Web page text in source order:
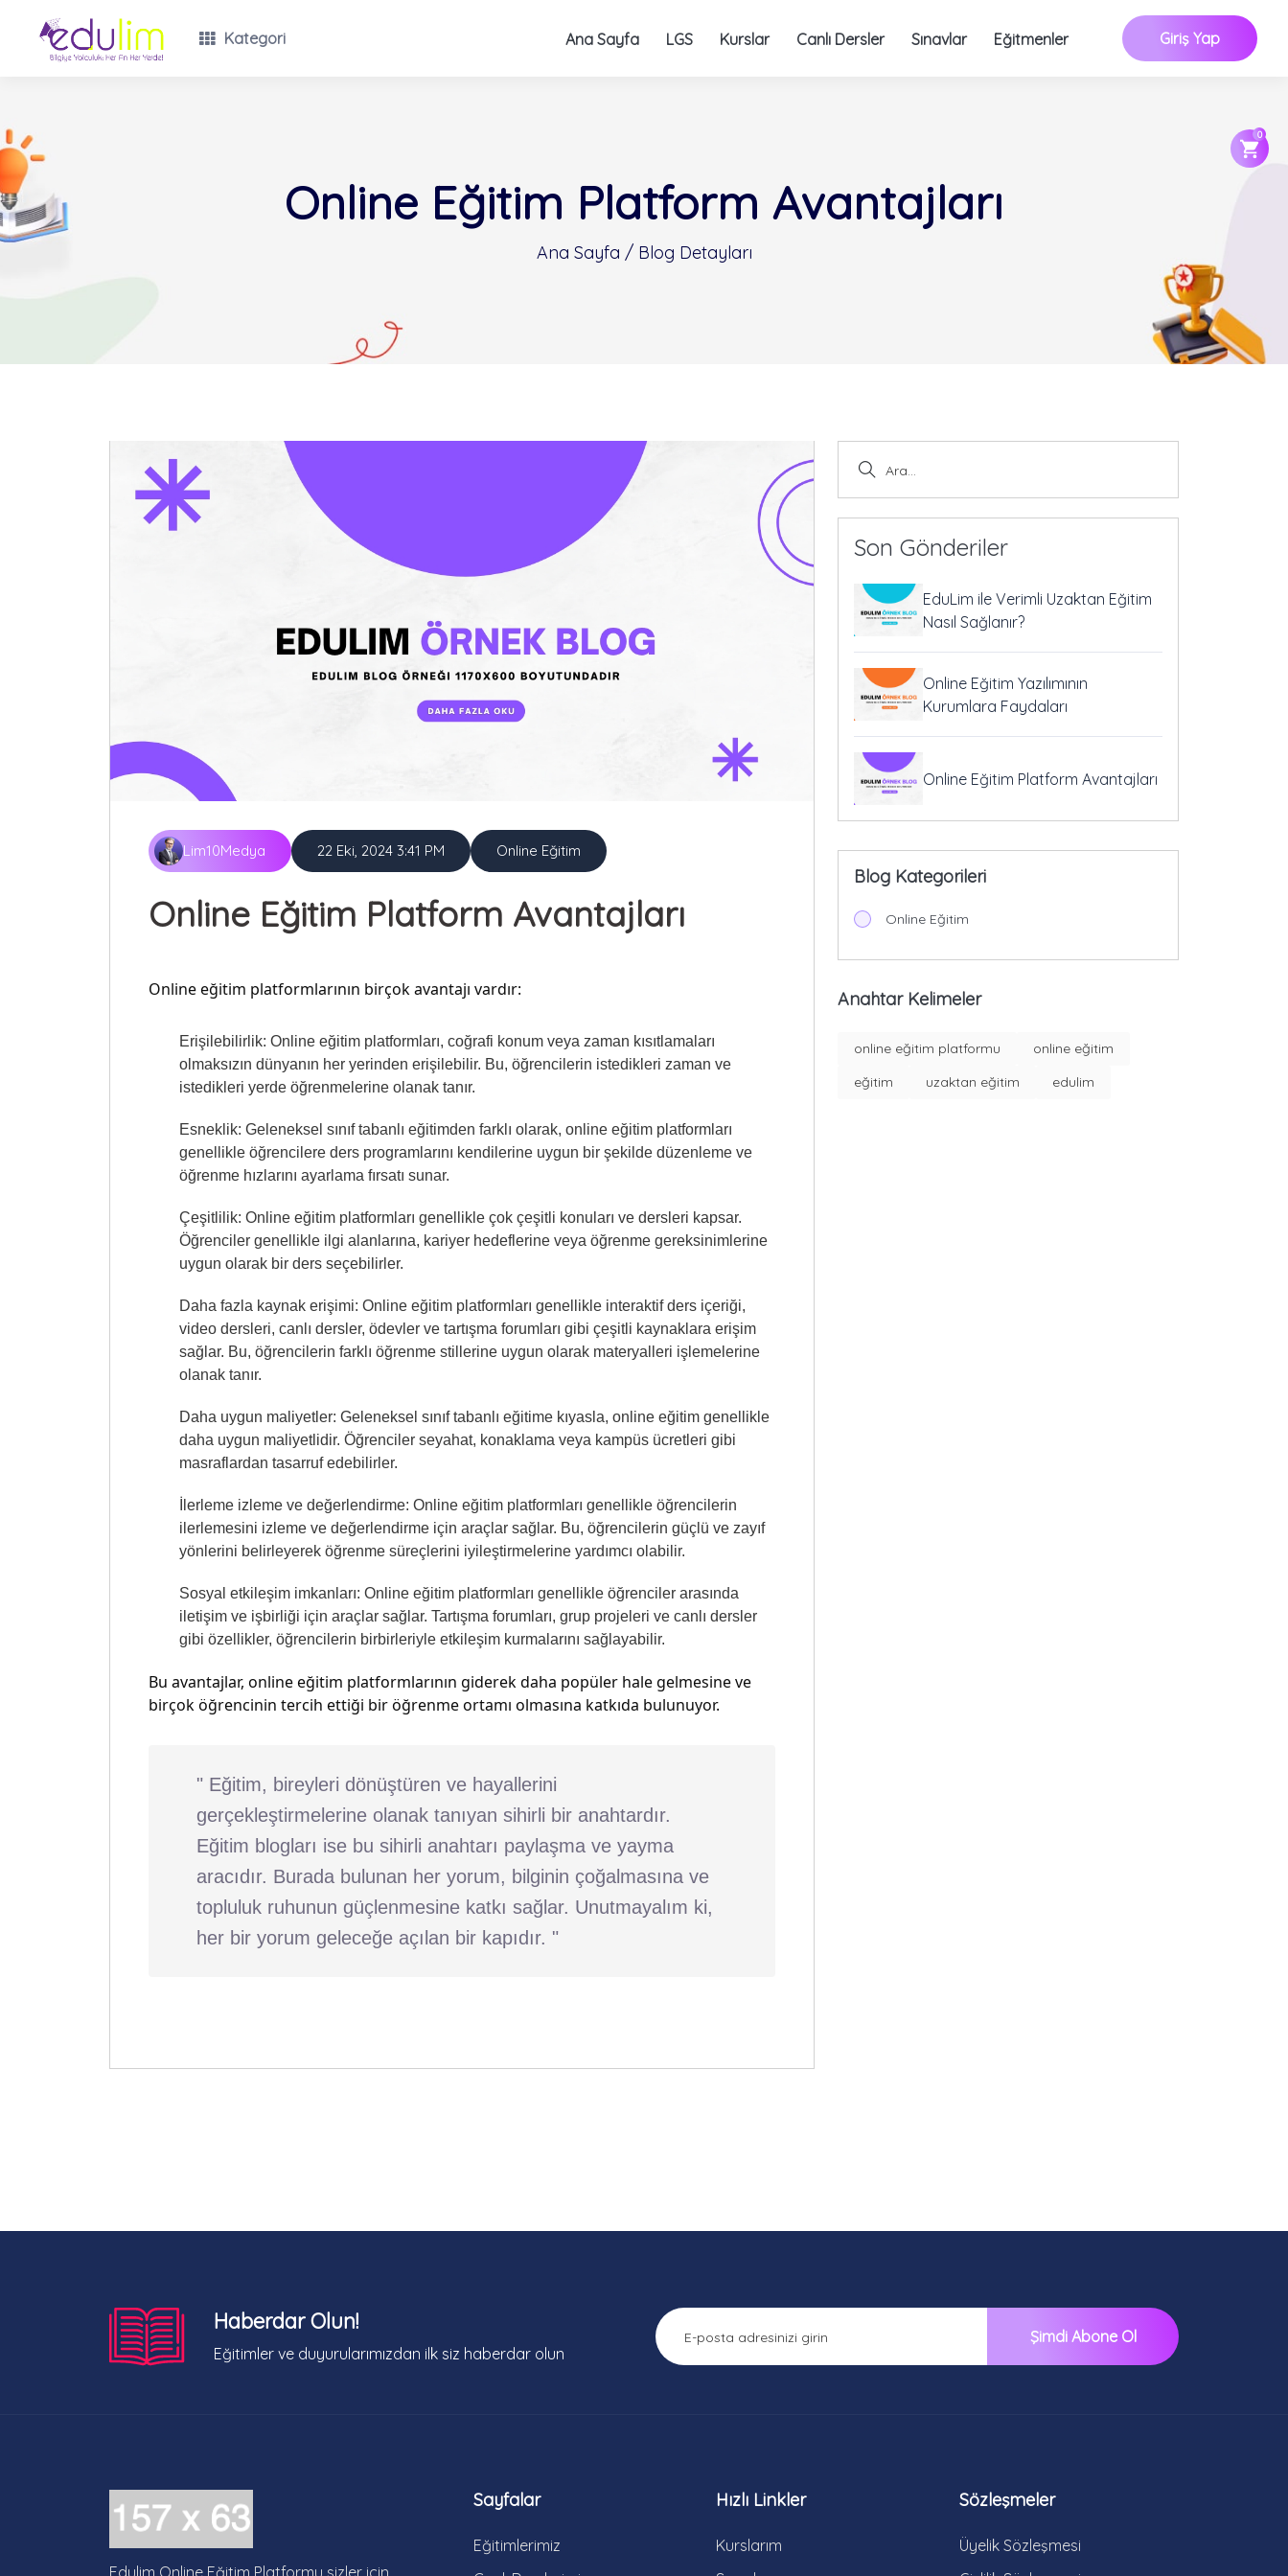
Kategori Ana Sayfa LGS Kurslar Canlı Dersler Sınavlar Eğitmenler Giriş Yap
0
Online Eğitim Platform Avantajları
Ana Sayfa / Blog Detayları
Lim10Medya 22 Eki, 2024 3:41 PM Online Eğitim
Online Eğitim Platform Avantajları
Online eğitim platformlarının birçok avantajı vardır:
Erişilebilirlik: Online eğitim platformları, coğrafi konum veya zaman kısıtlamaları
olmaksızın dünyanın her yerinden erişilebilir. Bu, öğrencilerin istedikleri zaman ve
istedikleri yerde öğrenmelerine olanak tanır.
Esneklik: Geleneksel sınıf tabanlı eğitimden farklı olarak, online eğitim platformları
genellikle öğrencilere ders programlarını kendilerine uygun bir şekilde düzenleme ve
öğrenme hızlarını ayarlama fırsatı sunar.
Çeşitlilik: Online eğitim platformları genellikle çok çeşitli konuları ve dersleri kapsar.
Öğrenciler genellikle ilgi alanlarına, kariyer hedeflerine veya öğrenme gereksinimlerine
uygun olarak bir ders seçebilirler.
Daha fazla kaynak erişimi: Online eğitim platformları genellikle interaktif ders içeriği,
video dersleri, canlı dersler, ödevler ve tartışma forumları gibi çeşitli kaynaklara erişim
sağlar. Bu, öğrencilerin farklı öğrenme stillerine uygun olarak materyalleri işlemelerine
olanak tanır.
Daha uygun maliyetler: Geleneksel sınıf tabanlı eğitime kıyasla, online eğitim genellikle
daha uygun maliyetlidir. Öğrenciler seyahat, konaklama veya kampüs ücretleri gibi
masraflardan tasarruf edebilirler.
İlerleme izleme ve değerlendirme: Online eğitim platformları genellikle öğrencilerin
ilerlemesini izleme ve değerlendirme için araçlar sağlar. Bu, öğrencilerin güçlü ve zayıf
yönlerini belirleyerek öğrenme süreçlerini iyileştirmelerine yardımcı olabilir.
Sosyal etkileşim imkanları: Online eğitim platformları genellikle öğrenciler arasında
iletişim ve işbirliği için araçlar sağlar. Tartışma forumları, grup projeleri ve canlı dersler
gibi özellikler, öğrencilerin birbirleriyle etkileşim kurmalarını sağlayabilir.
Bu avantajlar, online eğitim platformlarının giderek daha popüler hale gelmesine ve
birçok öğrencinin tercih ettiği bir öğrenme ortamı olmasına katkıda bulunuyor.
" Eğitim, bireyleri dönüştüren ve hayallerini
gerçekleştirmelerine olanak tanıyan sihirli bir anahtardır.
Eğitim blogları ise bu sihirli anahtarı paylaşma ve yayma
aracıdır. Burada bulunan her yorum, bilginin çoğalmasına ve
topluluk ruhunun güçlenmesine katkı sağlar. Unutmayalım ki,
her bir yorum geleceğe açılan bir kapıdır. "
Son Gönderiler
EduLim ile Verimli Uzaktan Eğitim
Nasıl Sağlanır?
Online Eğitim Yazılımının
Kurumlara Faydaları
Online Eğitim Platform Avantajları
Blog Kategorileri
Online Eğitim
Anahtar Kelimeler
online eğitim platformu
online eğitim
eğitim
uzaktan eğitim edulim
Haberdar Olun!
Eğitimler ve duyurularımızdan ilk siz haberdar olun
Şimdi Abone Ol
Edulim Online Eğitim Platformu sizler için
Sayfalar
Eğitimlerimiz
Hızlı Linkler
Kurslarım
Sözleşmeler
Üyelik Sözleşmesi